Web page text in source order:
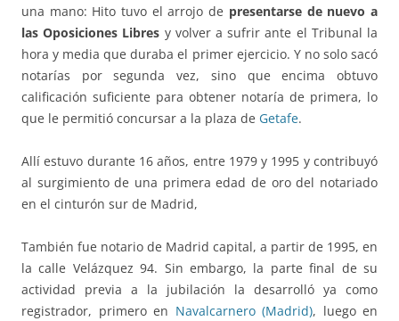
una mano: Hito tuvo el arrojo de presentarse de nuevo a
las Oposiciones Libres y volver a sufrir ante el Tribunal la
hora y media que duraba el primer ejercicio. Y no solo sacó
notarías por segunda vez, sino que encima obtuvo
calificación suficiente para obtener notaría de primera, lo
que le permitió concursar a la plaza de Getafe.
Allí estuvo durante 16 años, entre 1979 y 1995 y contribuyó
al surgimiento de una primera edad de oro del notariado
en el cinturón sur de Madrid,
También fue notario de Madrid capital, a partir de 1995, en
la calle Velázquez 94. Sin embargo, la parte final de su
actividad previa a la jubilación la desarrolló ya como
registrador, primero en Navalcarnero (Madrid), luego en